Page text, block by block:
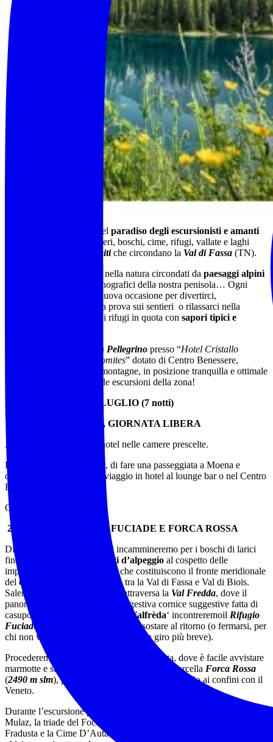
Una vacanza di gruppo nel paradiso degli escursionisti e amanti
, tra sentieri, boschi, cime, rifugi, vallate e laghi
Dolomitiche circondano la Val di Fassa (TN).
Un’esperienza immersiva nella natura circondati da paesaggi alpini
, tra i più scenografici della nostra penisola… Ogni
giorno un percorso, una nuova occasione per divertirci,
meravigliarci, metterci alla prova sui sentieri o rilassarci nella
caratteristica atmosfera dei rifugi in quota con sapori tipici e
Passo San Pellegrino presso “Hotel Cristallo
Mountain Ski Resort Dolomites” dotato di Centro Benessere,
Lounge Bar e vista sulle montagne, in posizione tranquilla e ottimale
per raggiungere le più belle escursioni della zona!
PROGRAMMA 12-19 LUGLIO (7 notti)
1°GIORNO – ARRIVO, GIORNATA LIBERA
Arrivo e sistemazione in hotel nelle camere prescelte.
Possibilità, per chi volesse, di fare una passeggiata a Moena e
dintorni, rilassarsi dopo il viaggio in hotel al lounge bar o nel Centro
Benessere.
Cena al ristorante in hotel.
2°GIORNO – RIFUGIO FUCIADE E FORCA ROSSA
Direttamente dall’albergo, ci incammineremo per i boschi di larici
fino a raggiungere ampi
prati d’alpeggio al cospetto delle
imponenti vette over 3000 m, che costituiscono il fronte meridionale
del Gruppo della Marmolada , tra la Val di Fassa e Val di Biois.
Salendo in maniera costante si attraversa la Val Fredda, dove il
panorama si apre e in questa suggestiva cornice suggestive fatta di
casupole in legno, i ‘
Casogn de Valfrèda‘ incontreremoil Rifugio
Fuciade (1980 m slm)
in cui poter sostare al ritorno (o fermarsi, per
chi non volesse proseguire facendo un giro più breve).
Procederemo in pieno ambiente d’alta quota, dove è facile avvistare
marmotte e stambecchi, fino ad arrivare alla forcella Forca Rossa
(2490 m slm), punto più alto dell’itinerario, proprio ai confini con il
Veneto.
Durante l’escursione potremo spaziare con lo sguardo verso il
Mulaz, la triade del Focobon, l’Agner, le Pale di San Martino, la
Fradusta e la Cime D’Auta. Scendendo si attraversa per un tratto un